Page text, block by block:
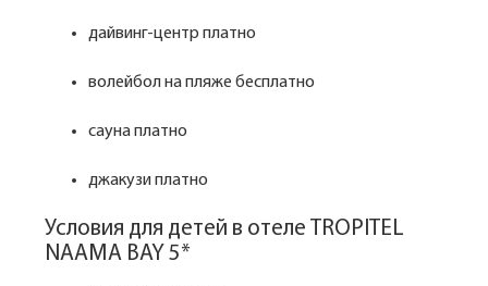
дайвинг-центр платно
волейбол на пляже бесплатно
сауна платно
джакузи платно
Условия для детей в отеле TROPITEL
NAAMA BAY 5*